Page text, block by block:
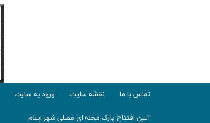
تماس با ما نقشه سایت ورود به سایت
آیین افتتاح پارک محله ای مصلی شهر ایلام